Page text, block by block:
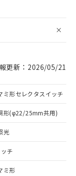
更新：2026/05/21
ミ形セレクタスイッチ
形(φ22/25mm共用)
光
チ
ミ形